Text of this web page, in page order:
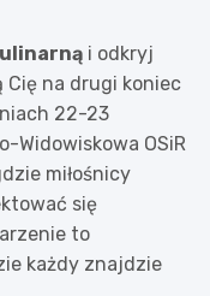
i odkryj
Cię na drugi koniec
22-23
Widowiskowa OSiR
miłośnicy
się
to
każdy znajdzie